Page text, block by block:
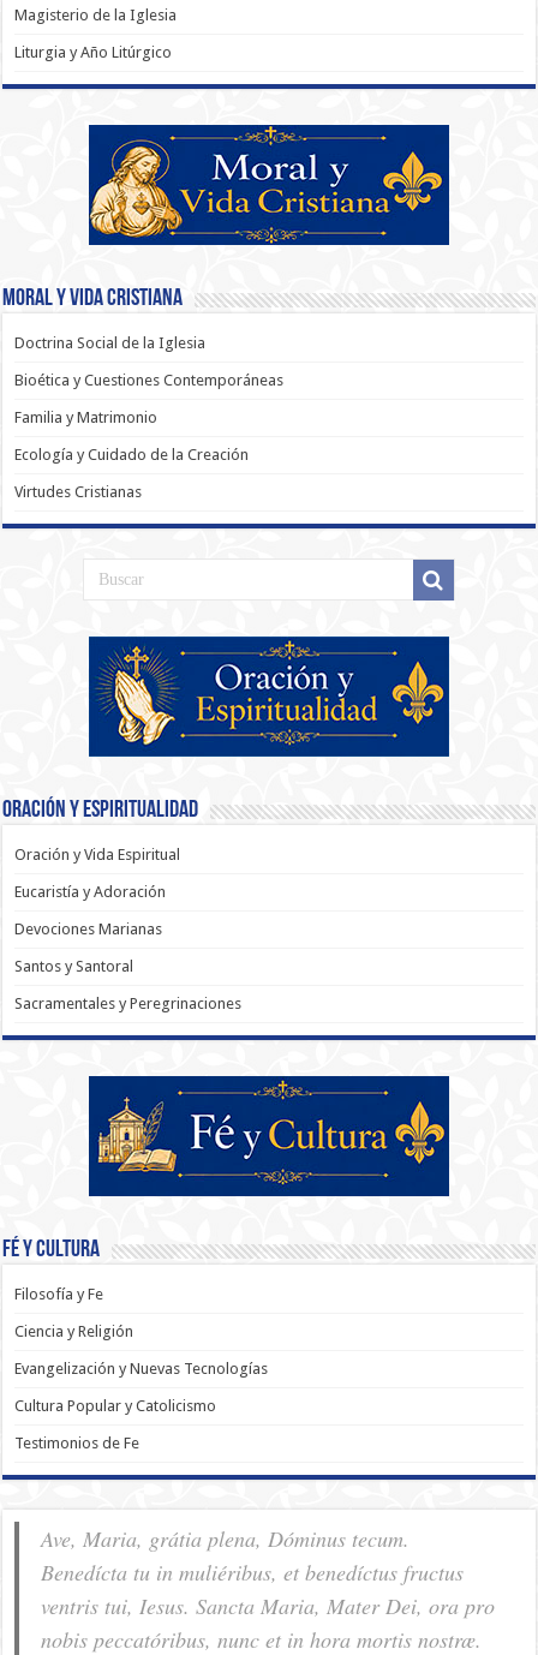
Magisterio de la Iglesia
Liturgia y Año Litúrgico
Moral y Vida Cristiana
Doctrina Social de la Iglesia
Bioética y Cuestiones Contemporáneas
Familia y Matrimonio
Ecología y Cuidado de la Creación
Virtudes Cristianas
Oración y Espiritualidad
Oración y Vida Espiritual
Eucaristía y Adoración
Devociones Marianas
Santos y Santoral
Sacramentales y Peregrinaciones
Fé y Cultura
Filosofía y Fe
Ciencia y Religión
Evangelización y Nuevas Tecnologías
Cultura Popular y Catolicismo
Testimonios de Fe
Ave, Maria, grátia plena, Dóminus tecum.
Benedícta tu in muliéribus, et benedíctus fructus
ventris tui, Iesus. Sancta Maria, Mater Dei, ora pro
nobis pec­ca­tóribus, nunc et in hora mortis nostræ.